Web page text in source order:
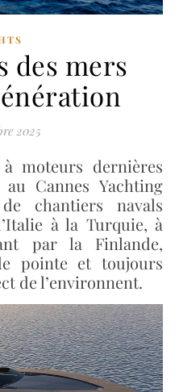
des mers
2025
Cannes Yachting
chantiers navals
à la Turquie, à
par la Finlande,
pointe et toujours
de l’environnent.